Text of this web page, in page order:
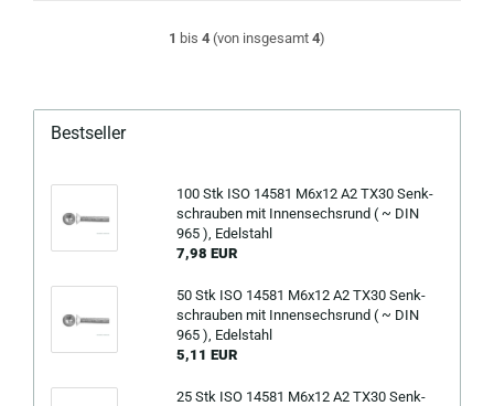
1 bis 4 (von insgesamt 4)
Bestseller
100 Stk ISO 14581 M6x12 A2 TX30 Senk­
schrau­ben mit In­nen­sechs­rund ( ~ DIN
965 ), Edel­stahl
7,98 EUR
50 Stk ISO 14581 M6x12 A2 TX30 Senk­
schrau­ben mit In­nen­sechs­rund ( ~ DIN
965 ), Edel­stahl
5,11 EUR
25 Stk ISO 14581 M6x12 A2 TX30 Senk­